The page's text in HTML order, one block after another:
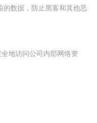
数据，防止黑客和其他恶
地访问公司内部网络资